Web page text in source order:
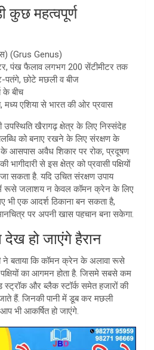
महत्वपूर्ण
(Grus Genus)
पंख फैलाव लगभग 200 सेंटीमीटर तक
पतंगे, छोटे मछली व बीज
के बीच
मध्य एशिया से भारत की ओर प्रवास
खैरागढ़ क्षेत्र के लिए निस्संदेह
को बनाए रखने के लिए संरक्षण के
आसपास अवैध शिकार पर रोक, प्रदूषण
से इस क्षेत्र को प्रवासी पक्षियों
सकता है. यदि उचित संरक्षण उपाय
में रूसे जलाशय न केवल कॉमन क्रेन के लिए
भी एक आदर्श ठिकाना बन सकता है,
पर अपनी खास पहचान बना सकेगा.
देख हो जाएंगे हैरान
ने बताया कि कॉमन क्रेन के अलावा रूसे
का आगमन होता है. जिसमे सबसे कम
स्ट्रॉक और ब्लैक स्टॉर्क समेत हजारों की
हैं. जिनकी पानी में डूब कर मछली
भी आकर्षित हो जाएंगे.